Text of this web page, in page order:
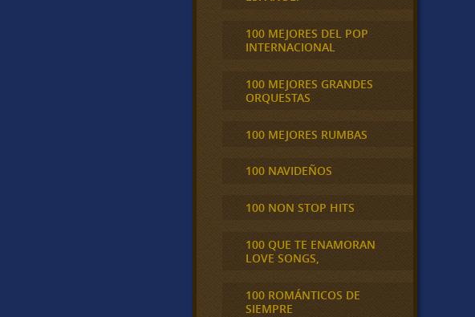
100 MEJORES DEL POP
INTERNACIONAL
100 MEJORES GRANDES
ORQUESTAS
100 MEJORES RUMBAS
100 NAVIDEÑOS
100 NON STOP HITS
100 QUE TE ENAMORAN
LOVE SONGS,
100 ROMÁNTICOS DE
SIEMPRE